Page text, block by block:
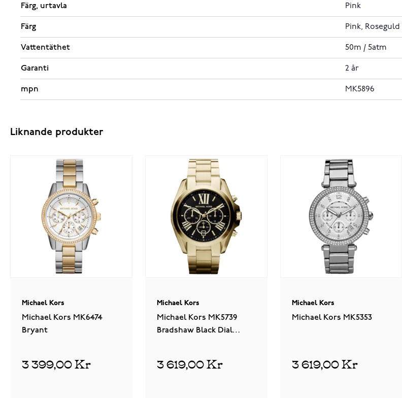
Färg, urtavla Pink
Färg Pink, Roseguld
Vattentäthet 50m / 5atm
Garanti 2 år
mpn MK5896
Liknande produkter
Michael Kors
Michael Kors MK6474
Bryant
3 399,00 Kr
Michael Kors
Michael Kors MK5739
Bradshaw Black Dial
3 619,00 Kr
Michael Kors
Michael Kors MK5353
3 619,00 Kr